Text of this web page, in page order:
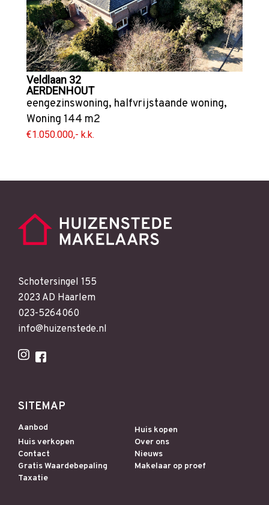
Veldlaan 32
AERDENHOUT
eengezinswoning, halfvrijstaande woning,
Woning 144 m2
€1.050.000,- k.k.
Schotersingel 155
2023 AD Haarlem
023-5264060
info@huizenstede.nl
SITEMAP
Aanbod
Huis kopen
Huis verkopen
Over ons
Contact
Nieuws
Gratis Waardebepaling
Makelaar op proef
Taxatie